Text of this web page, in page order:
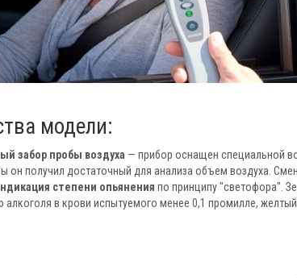
модели:
забор пробы воздуха — прибор оснащен специальной
он получил достаточный для анализа объем воздуха.
степени опьянения по принципу "светофора".
алкоголя в крови испытуемого менее 0,1 промилле,